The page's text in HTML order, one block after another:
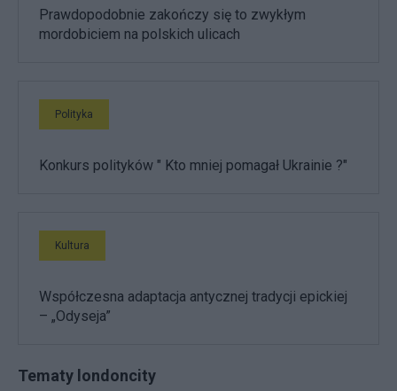
Prawdopodobnie zakończy się to zwykłym
mordobiciem na polskich ulicach
Polityka
Konkurs polityków " Kto mniej pomagał Ukrainie ?"
Kultura
Współczesna adaptacja antycznej tradycji epickiej
– „Odyseja”
Tematy londoncity